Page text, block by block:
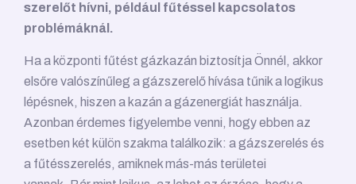
szerelőt hívni, például fűtéssel kapcsolatos
problémáknál.
Ha a központi fűtést gázkazán biztosítja Önnél, akkor
elsőre valószínűleg a gázszerelő hívása tűnik a logikus
lépésnek, hiszen a kazán a gázenergiát használja.
Azonban érdemes figyelembe venni, hogy ebben az
esetben két külön szakma találkozik: a gázszerelés és
a fűtésszerelés, amiknek más-más területei